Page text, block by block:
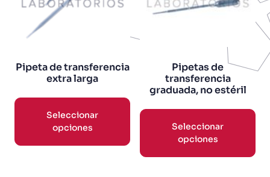
Pipeta de transferencia
extra larga
Seleccionar
opciones
Pipetas de
transferencia
graduada, no estéril
Seleccionar
opciones